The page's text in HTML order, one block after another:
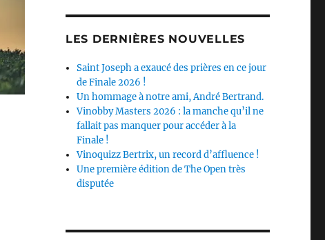
LES DERNIÈRES NOUVELLES
Saint Joseph a exaucé des prières en ce jour
de Finale 2026 !
Un hommage à notre ami, André Bertrand.
Vinobby Masters 2026 : la manche qu’il ne
fallait pas manquer pour accéder à la
Finale !
Vinoquizz Bertrix, un record d’affluence !
Une première édition de The Open très
disputée